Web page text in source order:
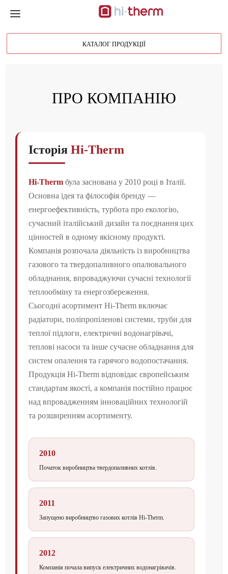
Toggle
КАТАЛОГ ПРОДУКЦІЇ
ПРО КОМПАНІЮ
Історія Hi-Therm
Hi-Therm була заснована у 2010 році в Італії.
Основна ідея та філософія бренду —
енергоефективність, турбота про екологію,
сучасний італійський дизайн та поєднання цих
цінностей в одному якісному продукті.
Компанія розпочала діяльність із виробництва
газового та твердопаливного опалювального
обладнання, впроваджуючи сучасні технології
теплообміну та енергозбереження.
Сьогодні асортимент Hi-Therm включає
радіатори, поліпропіленові системи, труби для
теплої підлоги, електричні водонагрівачі,
теплові насоси та інше сучасне обладнання для
систем опалення та гарячого водопостачання.
Продукція Hi-Therm відповідає європейським
стандартам якості, а компанія постійно працює
над впровадженням інноваційних технологій
та розширенням асортименту.
2010
Початок виробництва твердопаливних котлів.
2011
Запущено виробництво газових котлів Hi-Therm.
2012
Компанія почала випуск електричних водонагрівачів.